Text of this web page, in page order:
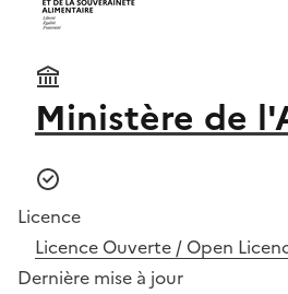
Ministère de
Licence
Licence Ouverte / Open
Dernière mise à jour